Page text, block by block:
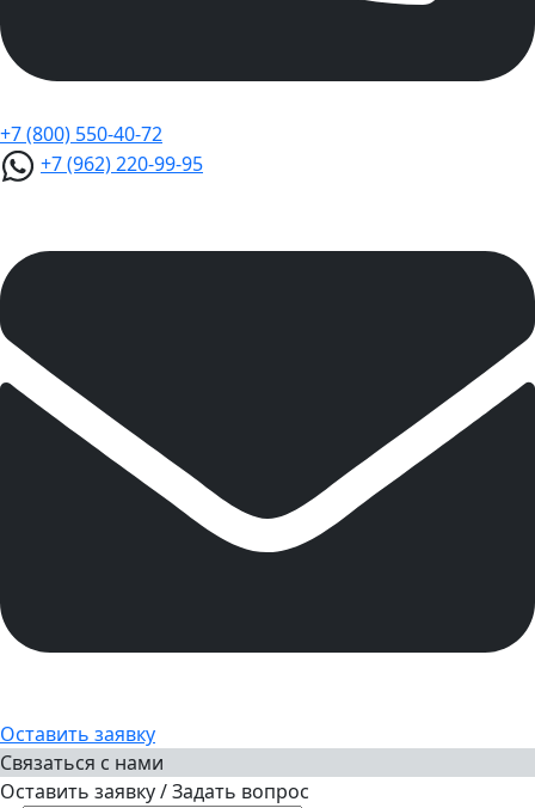
+7 (800) 550-40-72
+7 (962) 220-99-95
Оставить заявку
Связаться с нами
Оставить заявку / Задать вопрос